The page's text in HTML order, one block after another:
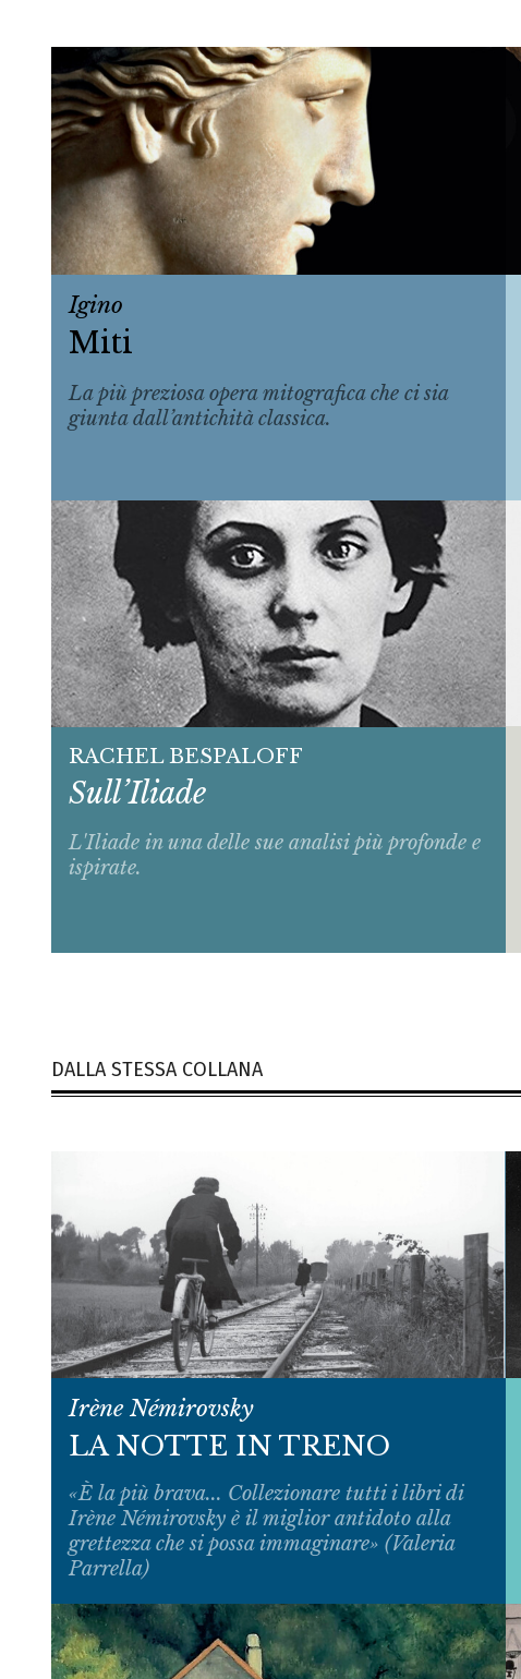
Igino
Miti
La più preziosa opera mitografica che ci sia
giunta dall’antichità classica.
RACHEL BESPALOFF
Sull’Iliade
L'Iliade in una delle sue analisi più profonde e
ispirate.
DALLA STESSA COLLANA
Irène Némirovsky
LA NOTTE IN TRENO
«È la più brava... Collezionare tutti i libri di
Irène Némirovsky è il miglior antidoto alla
grettezza che si possa immaginare» (Valeria
Parrella)